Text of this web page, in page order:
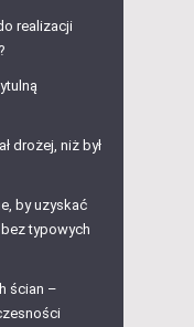
realizacji
drożej, niż był
by uzyskać
typowych
ścian –